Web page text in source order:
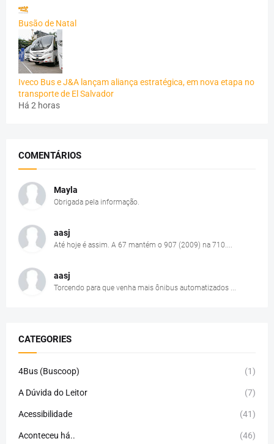
Busão de Natal
Iveco Bus e J&A lançam aliança estratégica, em nova etapa no
transporte de El Salvador
Há 2 horas
COMENTÁRIOS
Mayla
Obrigada pela informação.
aasj
Até hoje é assim. A 67 mantém o 907 (2009) na 710....
aasj
Torcendo para que venha mais ônibus automatizados ...
CATEGORIES
4Bus (Buscoop) (1)
A Dúvida do Leitor (7)
Acessibilidade (41)
Aconteceu há.. (46)